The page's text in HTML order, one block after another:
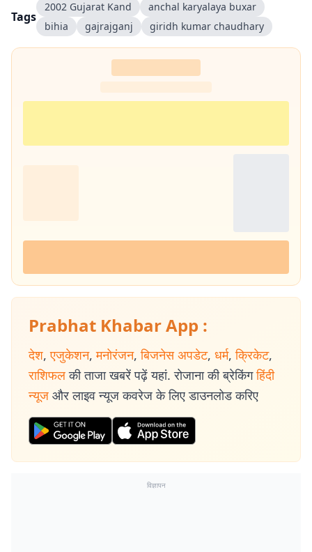
Tags
2002 Gujarat Kand
anchal karyalaya buxar
bihia
gajrajganj giridh kumar chaudhary
Prabhat Khabar App :
देश, एजुकेशन, मनोरंजन, बिजनेस अपडेट, धर्म, क्रिकेट,
राशिफल की ताजा खबरें पढ़ें यहां. रोजाना की ब्रेकिंग हिंदी
न्यूज और लाइव न्यूज कवरेज के लिए डाउनलोड करिए
विज्ञापन